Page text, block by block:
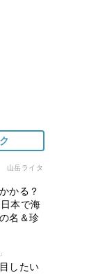
山岳ライタ
かる？
本で海
名＆珍
したい